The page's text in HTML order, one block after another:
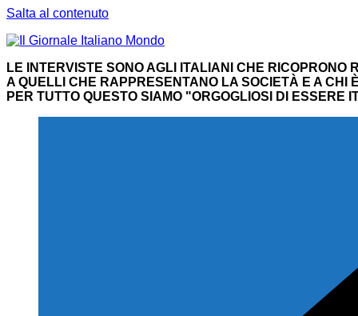
Salta al contenuto
LE INTERVISTE SONO AGLI ITALIANI CHE RICOPRONO
A QUELLI CHE RAPPRESENTANO LA SOCIETÀ E A CHI
PER TUTTO QUESTO SIAMO "ORGOGLIOSI DI ESSERE